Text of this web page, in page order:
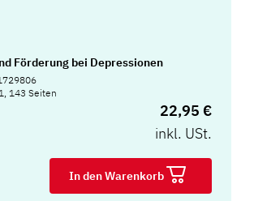
Förderung bei Depressionen
143 Seiten
22,95 €
inkl. USt.
In den Warenkorb